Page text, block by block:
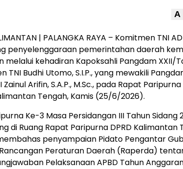
A
| PALANGKA RAYA – Komitmen TNI
penyelenggaraan pemerintahan daerah
melalui kehadiran Kapoksahli Pangdam XXII/
TNI Budhi Utomo, S.I.P., yang mewakili
Zainul Arifin, S.A.P., M.Sc., pada Rapat Paripurna
Tengah, Kamis (25/6/2026).
Ke-3 Masa Persidangan III Tahun Sidang
di Ruang Rapat Paripurna DPRD Kalimantan
penyampaian Pidato Pengantar
Peraturan Daerah (Raperda)
Pelaksanaan APBD Tahun